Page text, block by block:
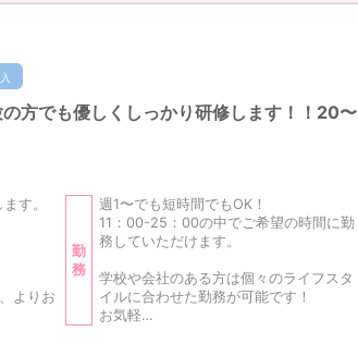
方でも優しくしっかり研修します！！20〜
す。
よりお
勤
務
週1〜でも短時間でもOK！
11：00-25：00の中でご希望の時間に勤
務していただけます。
学校や会社のある方は個々のライフスタ
イルに合わせた勤務が可能です！
お気軽…